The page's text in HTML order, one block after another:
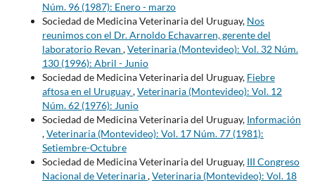
Núm. 96 (1987): Enero - marzo
Sociedad de Medicina Veterinaria del Uruguay, Nos
reunimos con el Dr. Arnoldo Echavarren, gerente del
laboratorio Revan ,Veterinaria (Montevideo): Vol. 32 Núm.
130 (1996): Abril - Junio
Sociedad de Medicina Veterinaria del Uruguay, Fiebre
aftosa en el Uruguay,Veterinaria (Montevideo): Vol. 12
Núm. 62 (1976): Junio
Sociedad de Medicina Veterinaria del Uruguay, Información
,Veterinaria (Montevideo): Vol. 17 Núm. 77 (1981):
Setiembre-Octubre
Sociedad de Medicina Veterinaria del Uruguay, III Congreso
Nacional de Veterinaria,Veterinaria (Montevideo): Vol. 18